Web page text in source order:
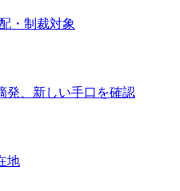
・制裁対象
発、新しい手口を確認
地